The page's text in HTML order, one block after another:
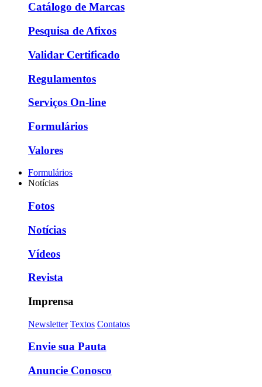
Catálogo de Marcas
Pesquisa de Afixos
Validar Certificado
Regulamentos
Serviços On-line
Formulários
Valores
Formulários
Notícias
Fotos
Notícias
Vídeos
Revista
Imprensa
Newsletter Textos Contatos
Envie sua Pauta
Anuncie Conosco